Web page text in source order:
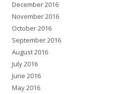
December 2016
November 2016
October 2016
September 2016
August 2016
July 2016
June 2016
May 2016